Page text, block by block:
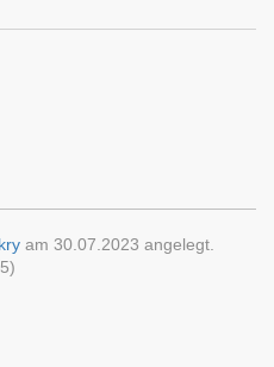
am 30.07.2023 angelegt.